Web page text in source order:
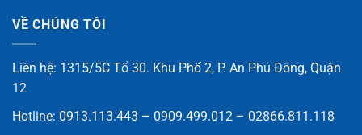
VỀ CHÚNG TÔI
Liên hệ: 1315/5C Tổ 30. Khu Phố 2, P. An Phú Đông, Quận
12
Hotline: 0913.113.443 – 0909.499.012 – 02866.811.118